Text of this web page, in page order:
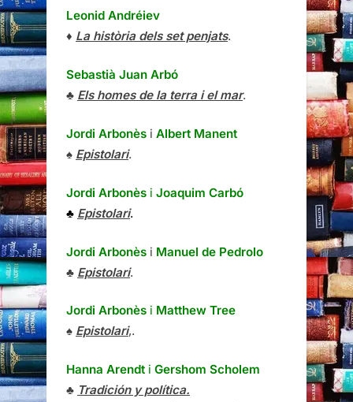
Leonid Andréiev
♦ La història dels set penjats.
Sebastià Juan Arbó
♣ Els homes de la terra i el mar.
Jordi Arbonès i Albert Manent
♠ Epistolari.
Jordi Arbonès i Joaquim Carbó
♣ Epistolari.
Jordi Arbonès i Manuel de Pedrolo
♣ Epistolari.
Jordi Arbonès i Matthew Tree
♠ Epistolari,.
Hanna Arendt i Gershom Scholem
♣ Tradición y política.